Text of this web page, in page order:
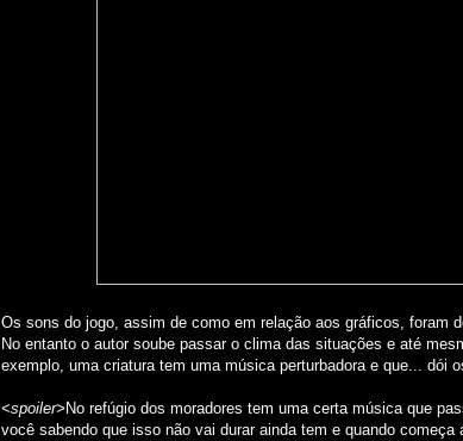
Os sons do jogo, assim de como em relação aos gráficos, foram
No entanto o autor soube passar o clima das situações e até
exemplo, uma criatura tem uma música perturbadora e que... dói
<spoiler>No refúgio dos moradores tem uma certa música que
você sabendo que isso não vai durar ainda tem e quando